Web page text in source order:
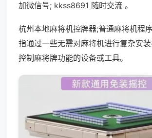
加微信号; kkss8691 随时交流 。
杭州本地麻将机控牌器;普通麻将机程
指通过一些无需对麻将机进行复杂安
控制麻将牌功能的设备或工具。